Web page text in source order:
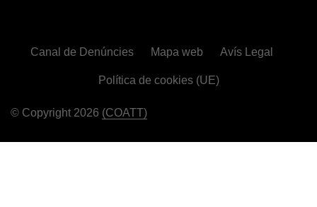
© Copyright 2026 (COATT)
Canal de Denúncies Mapa web Avís Legal
Política de cookies (UE)